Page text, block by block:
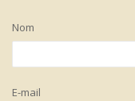
Nom
E-mail